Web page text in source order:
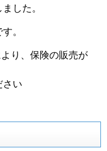
した。
。
り、保険の販売が
さい